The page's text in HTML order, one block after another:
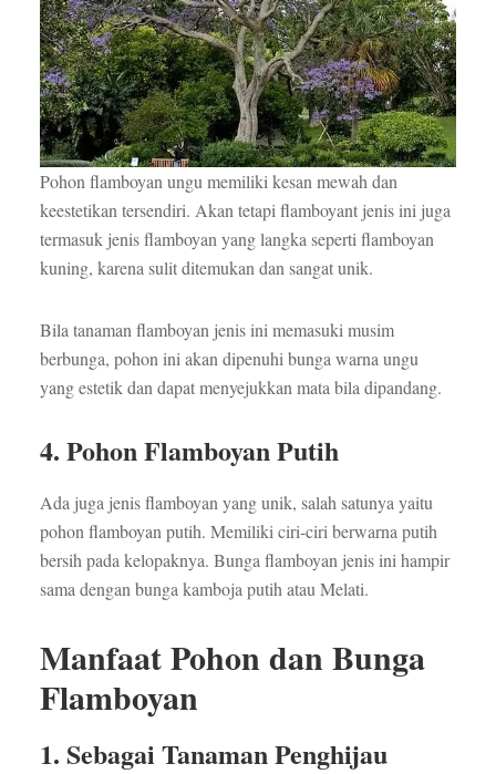
Pohon flamboyan ungu memiliki kesan mewah dan
keestetikan tersendiri. Akan tetapi flamboyant jenis ini juga
termasuk jenis flamboyan yang langka seperti flamboyan
kuning, karena sulit ditemukan dan sangat unik.
Bila tanaman flamboyan jenis ini memasuki musim
berbunga, pohon ini akan dipenuhi bunga warna ungu
yang estetik dan dapat menyejukkan mata bila dipandang.
4. Pohon Flamboyan Putih
Ada juga jenis flamboyan yang unik, salah satunya yaitu
pohon flamboyan putih. Memiliki ciri-ciri berwarna putih
bersih pada kelopaknya. Bunga flamboyan jenis ini hampir
sama dengan bunga kamboja putih atau Melati.
Manfaat Pohon dan Bunga
Flamboyan
1. Sebagai Tanaman Penghijau